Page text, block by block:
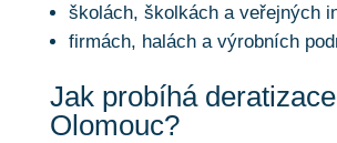
školách, školkách a veřejných
firmách, halách a výrobních
Jak probíhá deratizace
Olomouc?